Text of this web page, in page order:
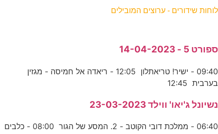
לוחות שידורים - ערוצים המובילים
ספורט 5 - 14-04-2023
09:40 - ישיר! טריאתלון 12:05 - ריאדה אל חמיסה - מגזין
בערבית 12:45
נשיונל ג'יאו' ווילד 23-03-2023
06:40 - ממלכת דובי הקוטב - 2. המסע של הגור 08:00 - כלבים